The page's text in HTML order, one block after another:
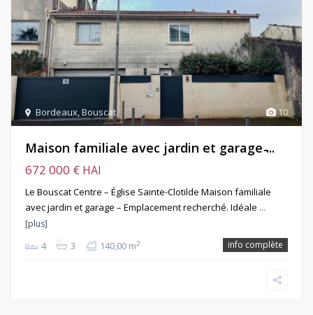
10
Bordeaux Bouscat
Maison familiale avec jardin et garage ̵...
672 000 € HAI
Le Bouscat Centre – Église Sainte-Clotilde Maison familiale
avec jardin et garage – Emplacement recherché. Idéale …
[plus]
4 3 140,00 m2 info complète